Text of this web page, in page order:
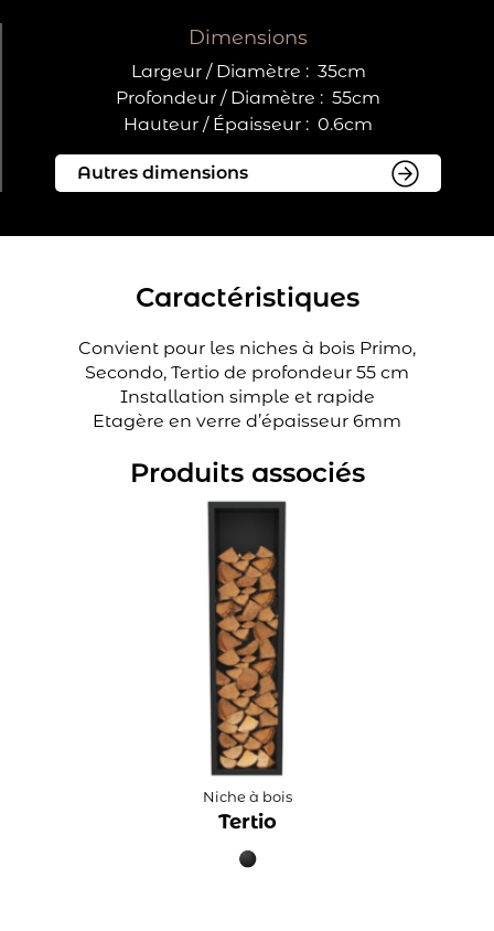
Dimensions
Largeur / Diamètre : 35cm
Profondeur / Diamètre : 55cm
Hauteur / Épaisseur : 0.6cm
Caractéristiques
Convient pour les niches à bois Primo,
Secondo, Tertio de profondeur 55 cm
Installation simple et rapide
Etagère en verre d’épaisseur 6mm
Produits associés
Niche à bois
Tertio